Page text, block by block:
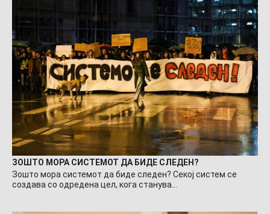
ЗОШТО МОРА СИСТЕМОТ ДА БИДЕ СЛЕДЕН?
Зошто мора системот да биде следен? Секој систем се
создава со одредена цел, кога станува…